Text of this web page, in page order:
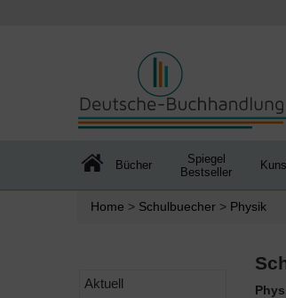
Bücher
Spiegel
Bestseller
Home > Schulbuecher > Physik
Aktuell